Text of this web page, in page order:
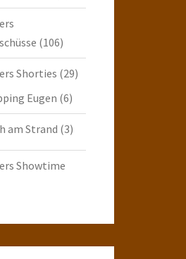
(106)
Shorties (29)
Eugen (6)
am Strand (3)
Showtime